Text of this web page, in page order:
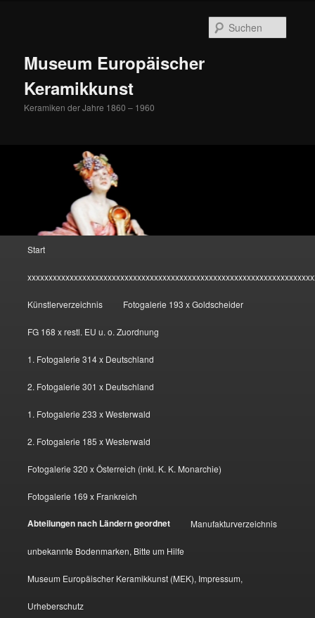
Museum Europäischer
Keramikkunst
Keramiken der Jahre 1860 – 1960
Start
Künstlerverzeichnis Fotogalerie 193 x Goldscheider
FG 168 x restl. EU u. o. Zuordnung
1. Fotogalerie 314 x Deutschland
2. Fotogalerie 301 x Deutschland
1. Fotogalerie 233 x Westerwald
2. Fotogalerie 185 x Westerwald
Fotogalerie 320 x Österreich (inkl. K. K. Monarchie)
Fotogalerie 169 x Frankreich
Abteilungen nach Ländern geordnet Manufakturverzeichnis
unbekannte Bodenmarken, Bitte um Hilfe
Museum Europäischer Keramikkunst (MEK), Impressum,
Urheberschutz